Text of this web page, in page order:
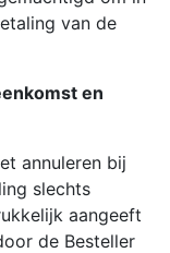
van de
en
annuleren bij
slechts
aangeeft
de Besteller